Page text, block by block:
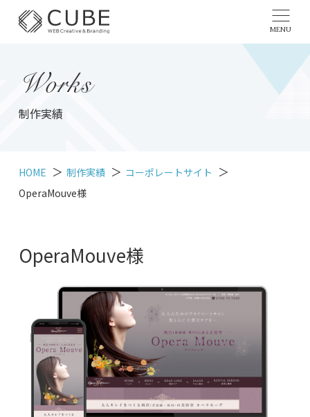
MENU
Works
制作実績
HOME 制作実績
コーポレートサイト
OperaMouve様
OperaMouve様